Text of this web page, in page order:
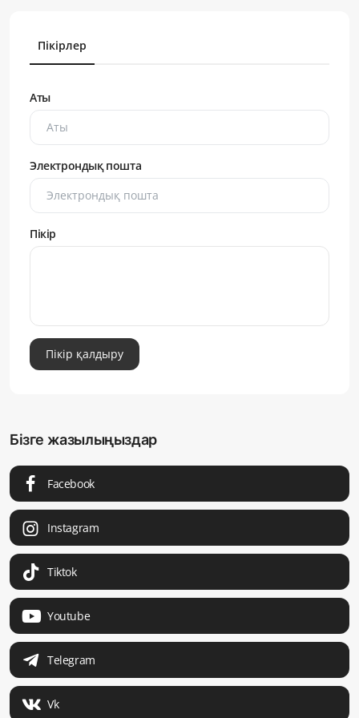
Пікірлер
Аты
Электрондық пошта
Пікір
Пікір қалдыру
Бізге жазылыңыздар
Facebook
Instagram
Tiktok
Youtube
Telegram
Vk